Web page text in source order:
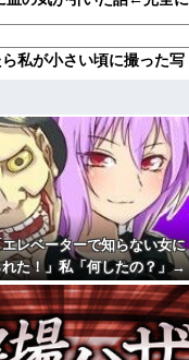
私が小さい頃に撮った写
れない？」断ると翌日、
が呼ばれ入っていった。
一緒に診察していい
とか考えて〜」と何度も
もう食べていけないんで
事件、19歳で取り返しの
さんに売ってた。私「お
達？」姪「それ言っちゃ
レベーターで知らない女に
れた！」私「何したの？」→
聞いた家族全員が「それは
自得」と呆れてしまい…